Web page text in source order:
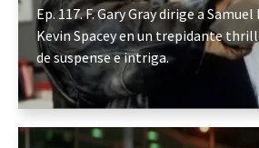
Ep. 117. F. Gary Gray dirige a Samuel
Kevin Spacey en un trepidante
de suspense e intriga.